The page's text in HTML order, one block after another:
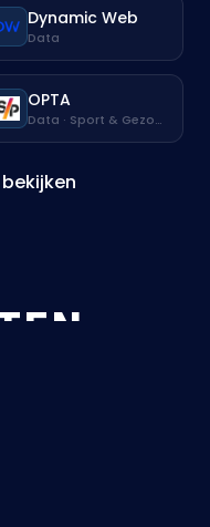
Dynamic Web
Data
OPTA
Data · Sport & Gezondheid